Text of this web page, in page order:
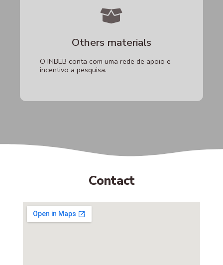
Others materials
O INBEB conta com uma rede de apoio e
incentivo a pesquisa.
Contact